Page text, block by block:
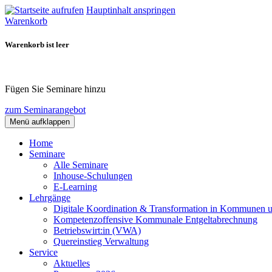
Hauptinhalt anspringen
Warenkorb
Warenkorb ist leer
Fügen Sie Seminare hinzu
zum Seminarangebot
Menü aufklappen
Home
Seminare
Alle Seminare
Inhouse-Schulungen
E-Learning
Lehrgänge
Digitale Koordination & Transformation in Kommunen
Kompetenzoffensive Kommunale Entgeltabrechnung
Betriebswirt:in (VWA)
Quereinstieg Verwaltung
Service
Aktuelles